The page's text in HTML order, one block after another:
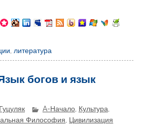
литература
богов и язык
A-Начало, Культура,
Философия Цивилизация